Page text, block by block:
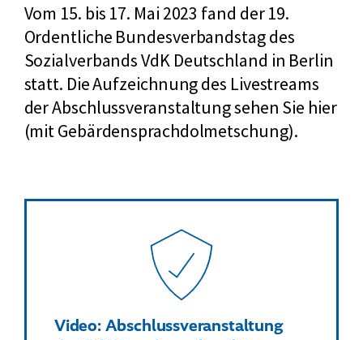
Vom 15. bis 17. Mai 2023 fand der 19.
Ordentliche Bundesverbandstag des
Sozialverbands VdK Deutschland in Berlin
statt. Die Aufzeichnung des Livestreams
der Abschlussveranstaltung sehen Sie hier
(mit Gebärdensprachdolmetschung).
Video: Abschlussveranstaltung